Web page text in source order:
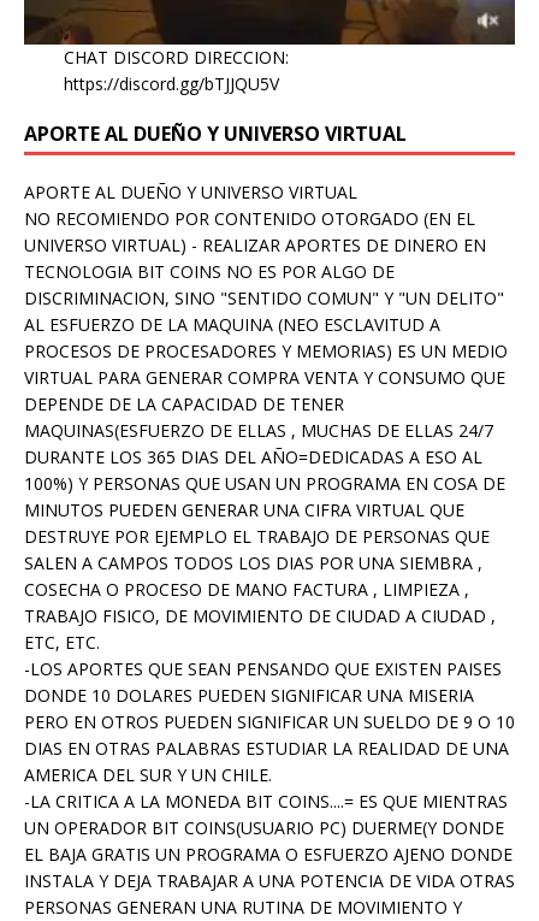
CHAT DISCORD DIRECCION:
https://discord.gg/bTJJQU5V
APORTE AL DUEÑO Y UNIVERSO VIRTUAL
APORTE AL DUEÑO Y UNIVERSO VIRTUAL
NO RECOMIENDO POR CONTENIDO OTORGADO (EN EL
UNIVERSO VIRTUAL) - REALIZAR APORTES DE DINERO EN
TECNOLOGIA BIT COINS NO ES POR ALGO DE
DISCRIMINACION, SINO "SENTIDO COMUN" Y "UN DELITO"
AL ESFUERZO DE LA MAQUINA (NEO ESCLAVITUD A
PROCESOS DE PROCESADORES Y MEMORIAS) ES UN MEDIO
VIRTUAL PARA GENERAR COMPRA VENTA Y CONSUMO QUE
DEPENDE DE LA CAPACIDAD DE TENER
MAQUINAS(ESFUERZO DE ELLAS , MUCHAS DE ELLAS 24/7
DURANTE LOS 365 DIAS DEL AÑO=DEDICADAS A ESO AL
100%) Y PERSONAS QUE USAN UN PROGRAMA EN COSA DE
MINUTOS PUEDEN GENERAR UNA CIFRA VIRTUAL QUE
DESTRUYE POR EJEMPLO EL TRABAJO DE PERSONAS QUE
SALEN A CAMPOS TODOS LOS DIAS POR UNA SIEMBRA ,
COSECHA O PROCESO DE MANO FACTURA , LIMPIEZA ,
TRABAJO FISICO, DE MOVIMIENTO DE CIUDAD A CIUDAD ,
ETC, ETC.
-LOS APORTES QUE SEAN PENSANDO QUE EXISTEN PAISES
DONDE 10 DOLARES PUEDEN SIGNIFICAR UNA MISERIA
PERO EN OTROS PUEDEN SIGNIFICAR UN SUELDO DE 9 O 10
DIAS EN OTRAS PALABRAS ESTUDIAR LA REALIDAD DE UNA
AMERICA DEL SUR Y UN CHILE.
-LA CRITICA A LA MONEDA BIT COINS....= ES QUE MIENTRAS
UN OPERADOR BIT COINS(USUARIO PC) DUERME(Y DONDE
EL BAJA GRATIS UN PROGRAMA O ESFUERZO AJENO DONDE
INSTALA Y DEJA TRABAJAR A UNA POTENCIA DE VIDA OTRAS
PERSONAS GENERAN UNA RUTINA DE MOVIMIENTO Y